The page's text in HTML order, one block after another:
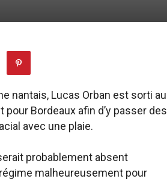
nantais, Lucas Orban est sorti au
Bordeaux afin d’y passer des
avec une plaie.
probablement absent
malheureusement pour